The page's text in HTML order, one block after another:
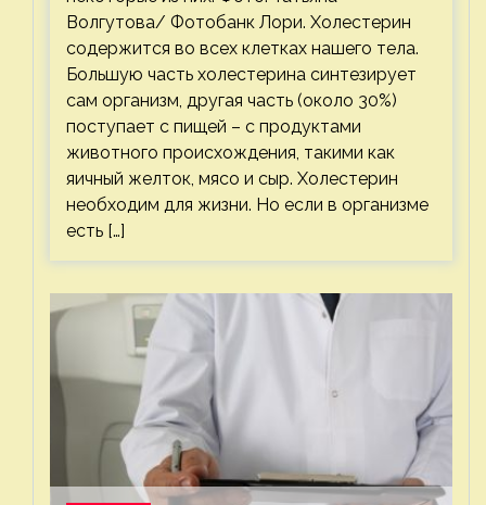
Волгутова/ Фотобанк Лори. Холестерин
содержится во всех клетках нашего тела.
Большую часть холестерина синтезирует
сам организм, другая часть (около 30%)
поступает с пищей – с продуктами
животного происхождения, такими как
яичный желток, мясо и сыр. Холестерин
необходим для жизни. Но если в организме
есть […]